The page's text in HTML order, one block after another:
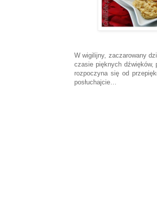
W wigilijny, zaczarowany
czasie pięknych
rozpoczyna się od
posłuchajcie…